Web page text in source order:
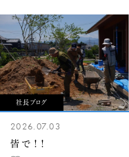
社長ブログ
2026.07.03
皆で！！